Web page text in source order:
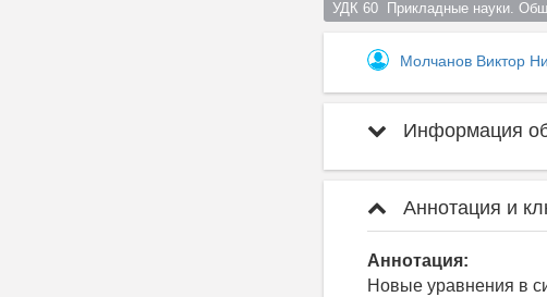
УДК 60  Прикладные науки.
Молчанов Виктор
Информация
Аннотация и
Аннотация:
Новые уравнения в